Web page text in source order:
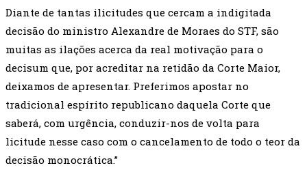
Diante de tantas ilicitudes que cercam a indigitada
decisão do ministro Alexandre de Moraes do STF, são
muitas as ilações acerca da real motivação para o
decisum que, por acreditar na retidão da Corte Maior,
deixamos de apresentar. Preferimos apostar no
tradicional espírito republicano daquela Corte que
saberá, com urgência, conduzir-nos de volta para
licitude nesse caso com o cancelamento de todo o teor da
decisão monocrática.”